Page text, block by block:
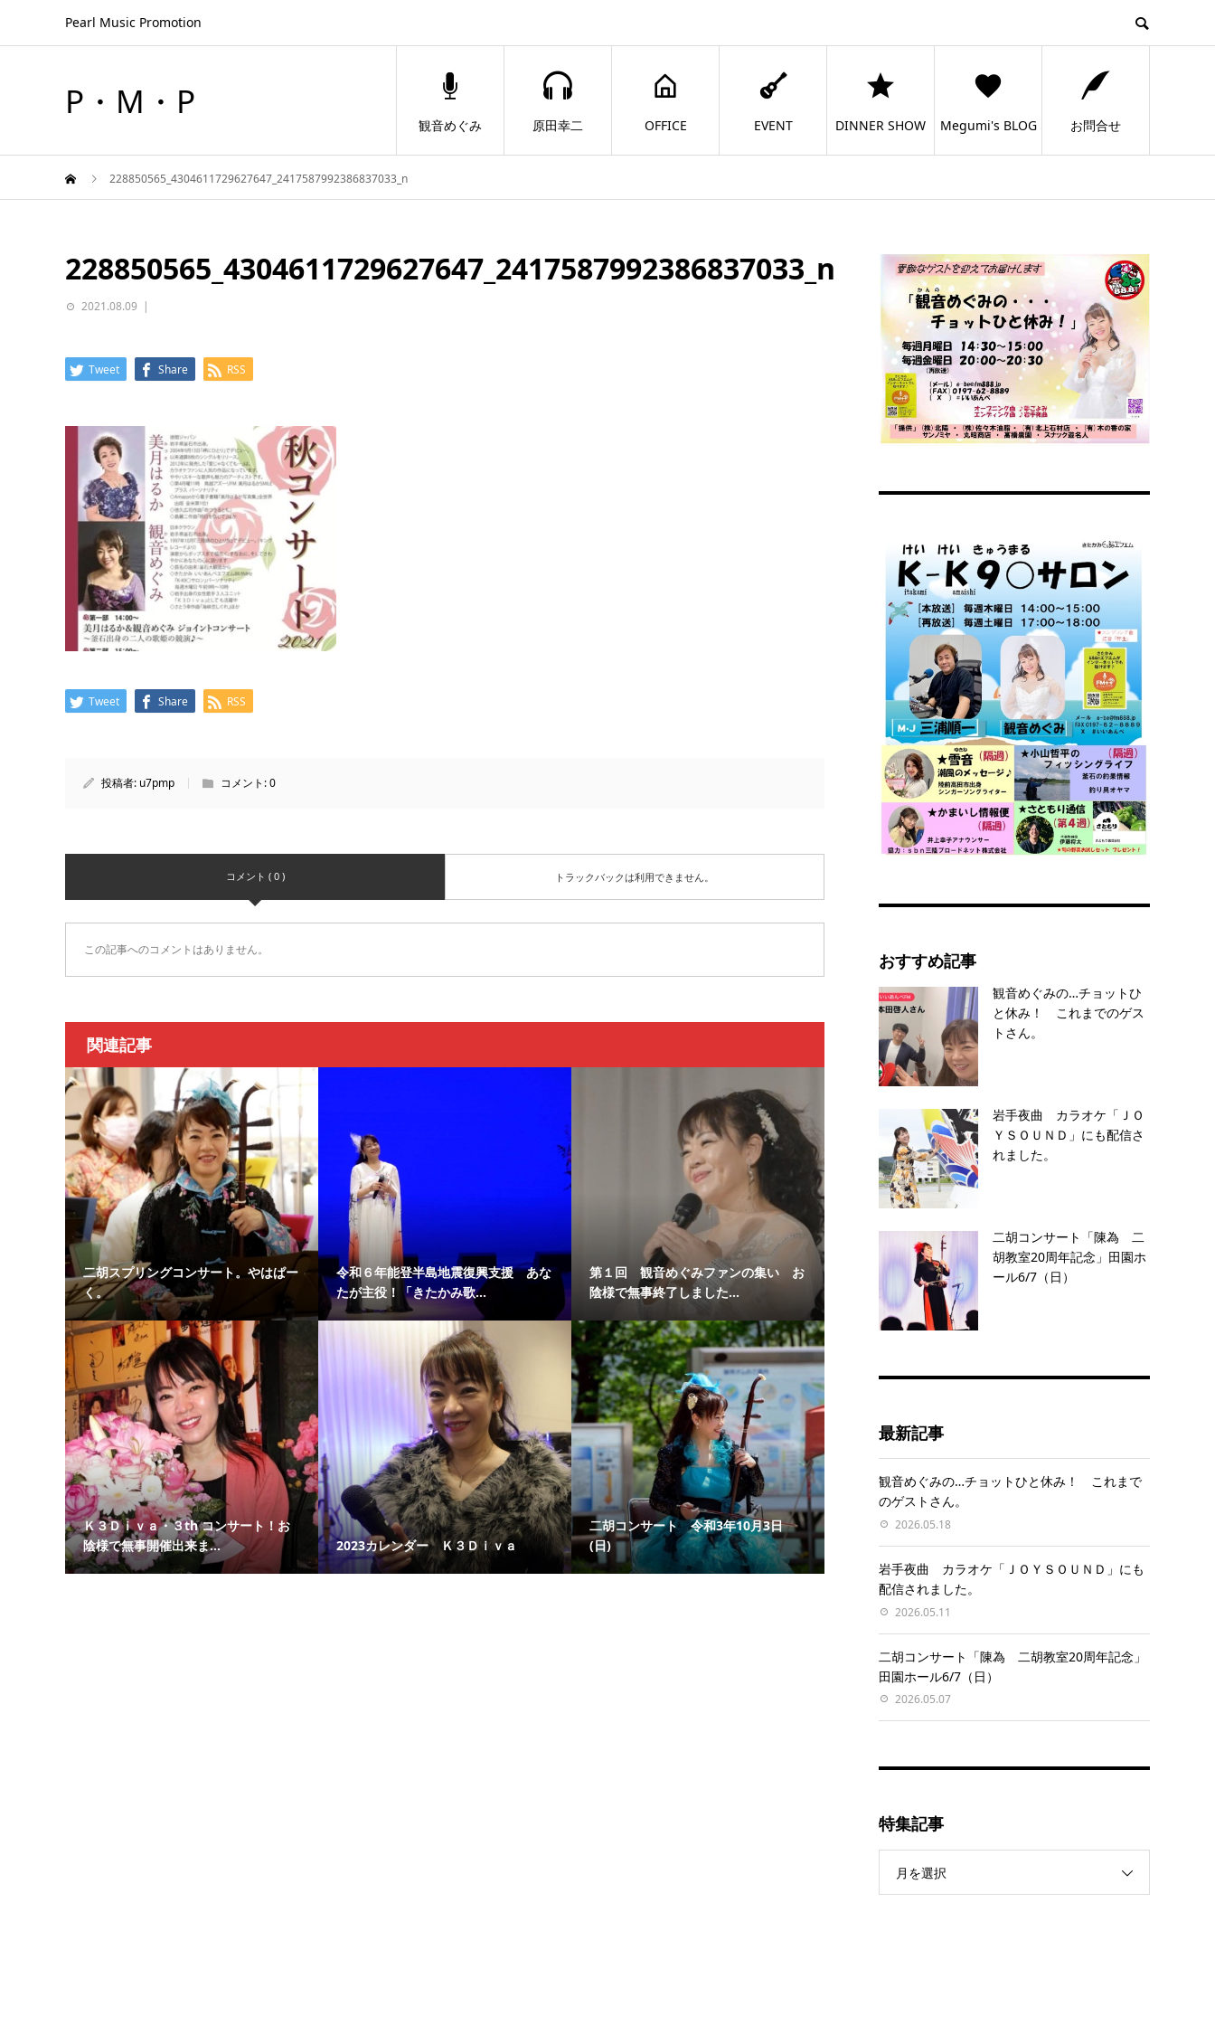
Pearl Music Promotion
P・M・P
観音めぐみ 原田幸二 OFFICE EVENT DINNER SHOW Megumi's BLOG お問合せ
228850565_4304611729627647_2417587992386837033_n
228850565_4304611729627647_2417587992386837033_n
2021.08.09
Tweet Share RSS
Tweet Share RSS
投稿者: u7pmp コメント:0
コメント ( 0 ) トラックバックは利用できません。
この記事へのコメントはありません。
関連記事
二胡スプリングコンサート。やはぱー
く。
令和６年能登半島地震復興支援 あな
たが主役！「きたかみ歌...
第１回 観音めぐみファンの集い お
陰様で無事終了しました...
Ｋ３Ｄｉｖａ・３th コンサート！お
陰様で無事開催出来ま...
2023カレンダー Ｋ３Ｄｉｖａ
二胡コンサート 令和3年10月3日
(日)
おすすめ記事
観音めぐみの…チョットひ
と休み！ これまでのゲス
トさん。
岩手夜曲 カラオケ「ＪＯ
ＹＳＯＵＮＤ」にも配信さ
れました。
二胡コンサート「陳為 二
胡教室20周年記念」田園ホ
ール6/7（日）
最新記事
観音めぐみの…チョットひと休み！ これまで
のゲストさん。
2026.05.18
岩手夜曲 カラオケ「ＪＯＹＳＯＵＮＤ」にも
配信されました。
2026.05.11
二胡コンサート「陳為 二胡教室20周年記念」
田園ホール6/7（日）
2026.05.07
特集記事
月を選択